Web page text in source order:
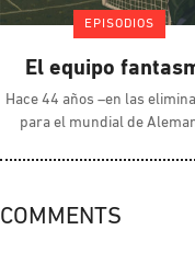
EPISODIOS
El equipo
Hace 44 años –en las
para el mundial de
COMMENTS